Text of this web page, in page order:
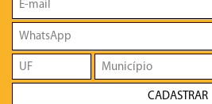
CADASTRAR